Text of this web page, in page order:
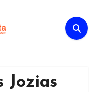
Jozias